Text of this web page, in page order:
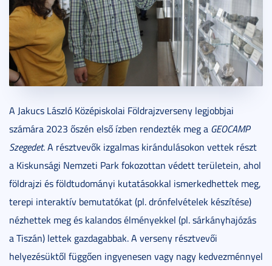
A Jakucs László Középiskolai Földrajzverseny legjobbjai
számára 2023 őszén első ízben rendezték meg a GEOCAMP
Szegedet. A résztvevők izgalmas kirándulásokon vettek részt
a Kiskunsági Nemzeti Park fokozottan védett területein, ahol
földrajzi és földtudományi kutatásokkal ismerkedhettek meg,
terepi interaktív bemutatókat (pl. drónfelvételek készítése)
nézhettek meg és kalandos élményekkel (pl. sárkányhajózás
a Tiszán) lettek gazdagabbak. A verseny résztvevői
helyezésüktől függően ingyenesen vagy nagy kedvezménnyel